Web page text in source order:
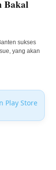
Bakal
sukses
yang akan